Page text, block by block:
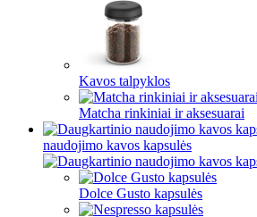
Kavos talpyklos
Matcha rinkiniai ir aksesuarai
naudojimo kavos kapsulės
Dolce Gusto kapsulės